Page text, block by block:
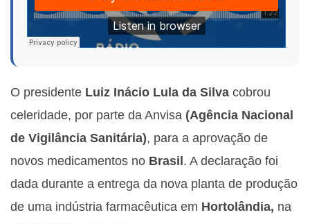
O presidente Luiz Inácio Lula da Silva cobrou
celeridade, por parte da Anvisa (Agência Nacional
de Vigilância Sanitária), para a aprovação de
novos medicamentos no Brasil. A declaração foi
dada durante a entrega da nova planta de produção
de uma indústria farmacêutica em Hortolândia, na